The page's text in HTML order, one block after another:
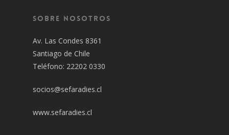
Sobre Nosotros
Av. Las Condes 8361
Santiago de Chile
Teléfono: 22202 0330
socios@sefaradies.cl
www.sefaradies.cl